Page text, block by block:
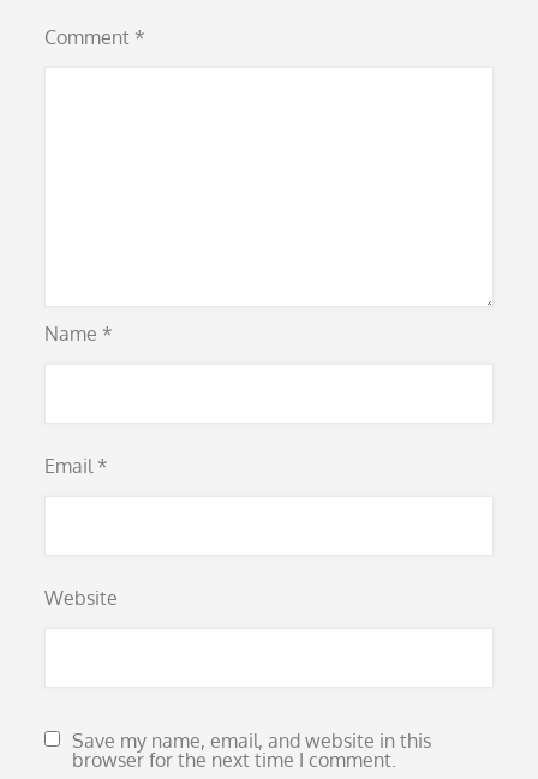
Comment *
Name *
Email *
Website
Save my name, email, and website in this
browser for the next time I comment.